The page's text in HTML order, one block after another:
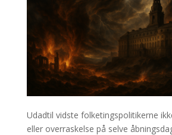
Udadtil vidste folketingspolitikerne
eller overraskelse på selve